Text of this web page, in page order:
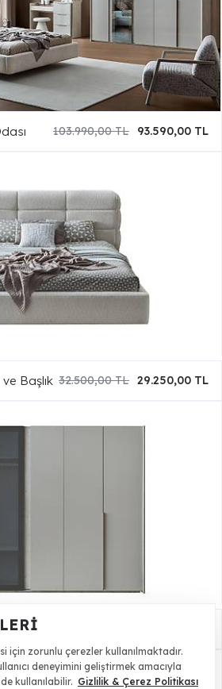
93.590,00 TL
103.990,00 TL
Başlık 29.250,00 TL
32.500,00 TL
için zorunlu çerezler kullanılmaktadır.
deneyimini geliştirmek amacıyla
kullanılabilir. Gizlilik & Çerez Politikası